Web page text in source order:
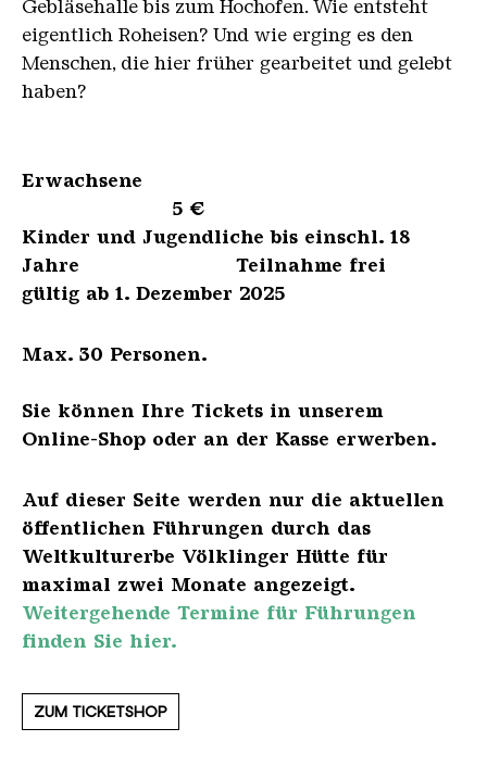
Gebläsehalle bis zum Hochofen. Wie entsteht
eigentlich Roheisen? Und wie erging es den
Menschen, die hier früher gearbeitet und gelebt
haben?
Erwachsene
5 €
Kinder und Jugendliche bis einschl. 18
Jahre Teilnahme frei
gültig ab 1. Dezember 2025
Max. 30 Personen.
Sie können Ihre Tickets in unserem
Online-Shop oder an der Kasse erwerben.
Auf dieser Seite werden nur die aktuellen
öffentlichen Führungen durch das
Weltkulturerbe Völklinger Hütte für
maximal zwei Monate angezeigt.
Weitergehende Termine für Führungen
finden Sie hier.
ZUM TICKETSHOP